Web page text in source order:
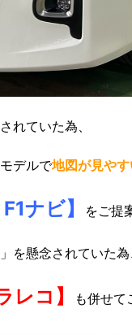
れていた為、
デルで地図が見や
ナビ】 をご提
を懸念されていた為
レコ】 も併せて